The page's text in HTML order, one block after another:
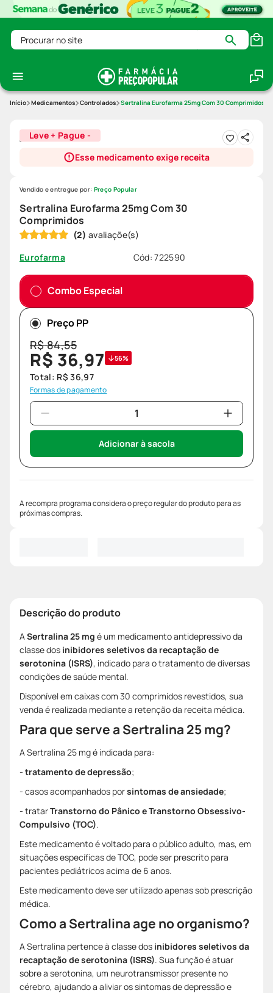
Procurar no site
Medicamentos Controlados Sertralina Eurofarma 25mg Com 30 Comprimidos
Leve + Pague -
Esse medicamento exige receita
Sertralina Eurofarma 25mg Com 30
Comprimidos
(2)
Eurofarma
Cód:722590
Vendido e entregue por: Preço Popular
Combo Especial
Preço PP
R$84,55
R$ 36,97 56%
Total: R$ 36,97
Formas de pagamento
Adicionar à sacola
A recompra programa considera o preço regular do produto para as
próximas compras.
Descrição do produto
ASertralina 25 mg é um medicamento antidepressivo da
classe dos inibidores seletivos da recaptação de
serotonina (ISRS), indicado para o tratamento de diversas
condições de saúde mental.
Disponível em caixas com 30 comprimidos revestidos, sua
venda é realizada mediante a retenção da receita médica.
Para que serve a Sertralina 25 mg?
A Sertralina 25 mg é indicada para:
- tratamento de depressão;
- casos acompanhados porsintomas de ansiedade;
- tratarTranstorno do Pânico e Transtorno Obsessivo-
Compulsivo (TOC).
Este medicamento é voltado para o público adulto, mas, em
situações específicas de TOC, pode ser prescrito para
pacientes pediátricos acima de 6 anos.
Este medicamento deve ser utilizado apenas sob prescrição
médica.
Como a Sertralina age no organismo?
A Sertralina pertence à classe dos inibidores seletivos da
recaptação de serotonina (ISRS). Sua função é atuar
sobre a serotonina, um neurotransmissor presente no
cérebro, ajudando a aliviar os sintomas de depressão e